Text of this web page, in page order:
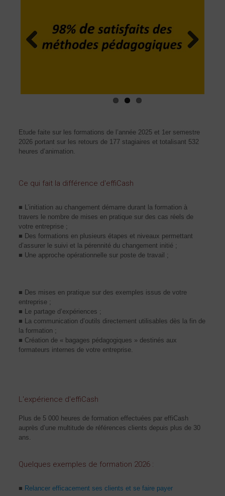
Etude faite sur les formations de l’année 2025 et 1er semestre
2026 portant sur les retours de 177 stagiaires et totalisant 532
heures d’animation.
Ce qui fait la différence d'effiCash
■ L’initiation au changement démarre durant la formation à
travers le nombre de mises en pratique sur des cas réels de
votre entreprise ;
■ Des formations en plusieurs étapes et niveaux permettant
d’assurer le suivi et la pérennité du changement initié ;
■ Une approche opérationnelle sur poste de travail ;
■ Des mises en pratique sur des exemples issus de votre
entreprise ;
■ Le partage d’expériences ;
■ La communication d’outils directement utilisables dès la fin de
la formation ;
■ Création de « bagages pédagogiques » destinés aux
formateurs internes de votre entreprise.
L'expérience d'effiCash
Plus de 5 000 heures de formation effectuées par effiCash
auprès d’une multitude de références clients depuis plus de 30
ans.
Quelques exemples de formation 2026 :
■ Relancer efficacement ses clients et se faire payer